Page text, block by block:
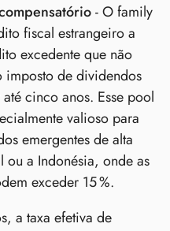
- O family
fiscal estrangeiro a
excedente que não
imposto de dividendos
cinco anos. Esse pool
valioso para
emergentes de alta
a Indonésia, onde as
exceder 15 %.
a taxa efetiva de